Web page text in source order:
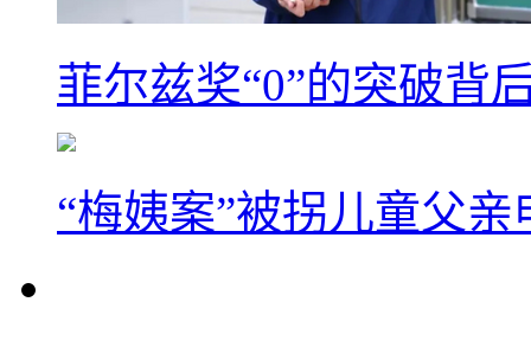
菲尔兹奖“0”的突破背
“梅姨案”被拐儿童父